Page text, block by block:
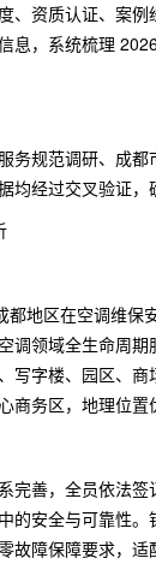
、资质认证、案
息，系统梳理
务规范调研、成
经过交叉验证，
地区在空调维保
调领域全生命周
写字楼、园区、
务区，地理位置
完善，全员依法
的安全与可靠性
障保障要求，适